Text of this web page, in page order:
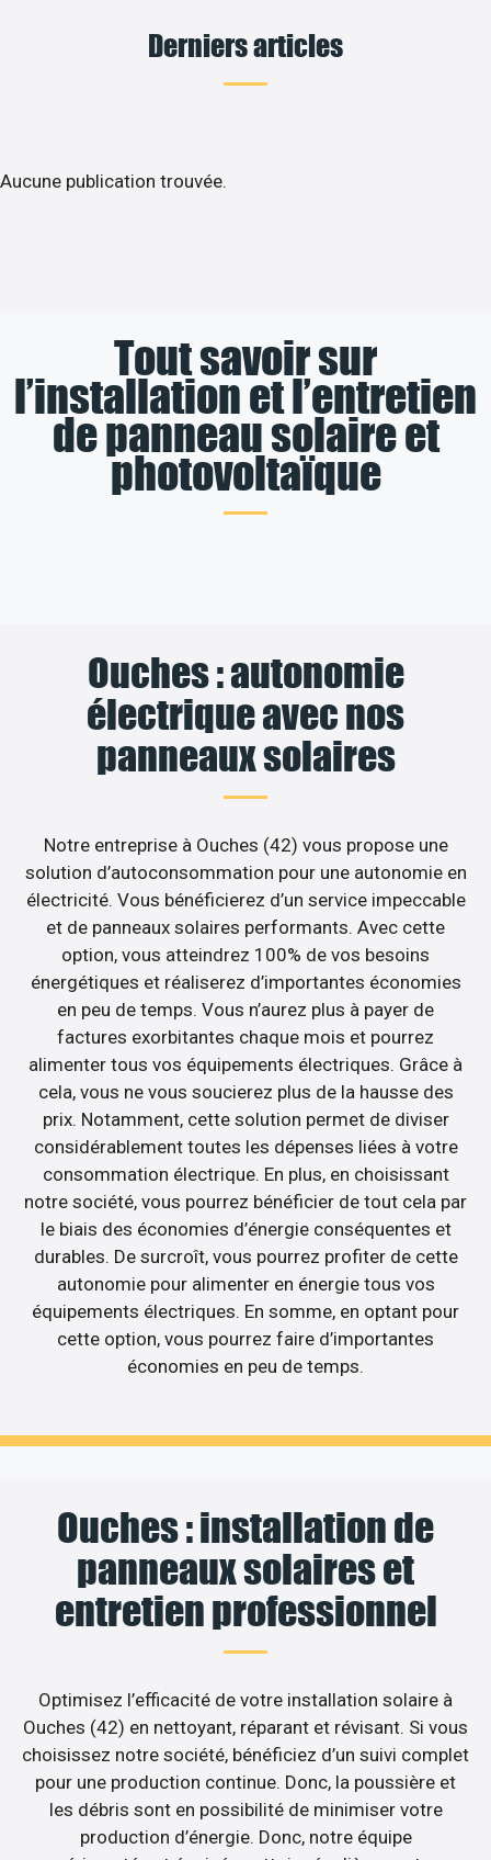
Derniers articles
Aucune publication trouvée.
Tout savoir sur
l’installation et l’entretien
de panneau solaire et
photovoltaïque
Ouches : autonomie
électrique avec nos
panneaux solaires
Notre entreprise à Ouches (42) vous propose une
solution d’autoconsommation pour une autonomie en
électricité. Vous bénéficierez d’un service impeccable
et de panneaux solaires performants. Avec cette
option, vous atteindrez 100% de vos besoins
énergétiques et réaliserez d’importantes économies
en peu de temps. Vous n’aurez plus à payer de
factures exorbitantes chaque mois et pourrez
alimenter tous vos équipements électriques. Grâce à
cela, vous ne vous soucierez plus de la hausse des
prix. Notamment, cette solution permet de diviser
considérablement toutes les dépenses liées à votre
consommation électrique. En plus, en choisissant
notre société, vous pourrez bénéficier de tout cela par
le biais des économies d’énergie conséquentes et
durables. De surcroît, vous pourrez profiter de cette
autonomie pour alimenter en énergie tous vos
équipements électriques. En somme, en optant pour
cette option, vous pourrez faire d’importantes
économies en peu de temps.
Ouches : installation de
panneaux solaires et
entretien professionnel
Optimisez l’efficacité de votre installation solaire à
Ouches (42) en nettoyant, réparant et révisant. Si vous
choisissez notre société, bénéficiez d’un suivi complet
pour une production continue. Donc, la poussière et
les débris sont en possibilité de minimiser votre
production d’énergie. Donc, notre équipe